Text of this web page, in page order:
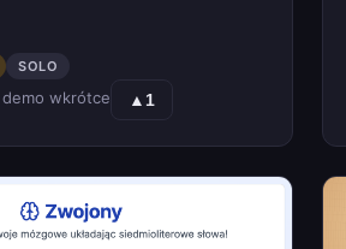
SOLO
demo wkrótce ▲1